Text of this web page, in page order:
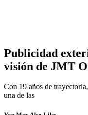
Publicidad
visión de JMT
Con 19 años de
una de las